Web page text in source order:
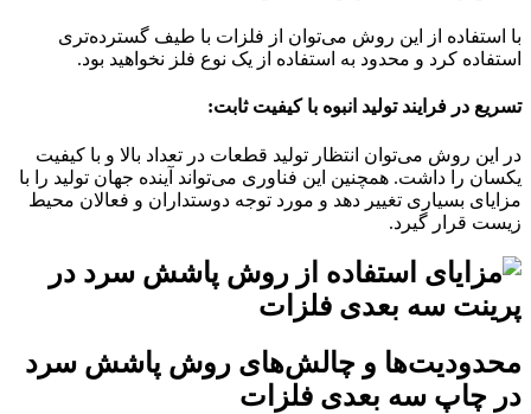
با استفاده از این روش می‌توان از فلزات با طیف گسترده‌تری
استفاده کرد و محدود به استفاده از یک نوع فلز نخواهید بود.
تسریع در فرایند تولید انبوه با کیفیت ثابت:
در این روش می‌توان انتظار تولید قطعات در تعداد بالا و با کیفیت
یکسان را داشت. همچنین این فناوری می‌تواند آینده جهان تولید را با
مزایای بسیاری تغییر دهد و مورد توجه دوستداران و فعالان محیط
زیست قرار گیرد.
محدودیت‌ها و چالش‌های روش پاشش سرد
در چاپ سه بعدی فلزات